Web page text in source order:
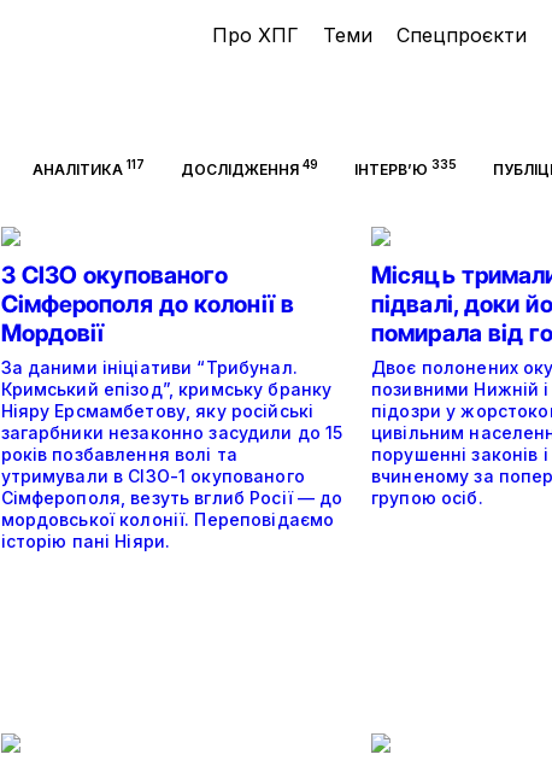
Про ХПГ Теми Спецпроєкти
АНАЛІТИКА 117 ДОСЛІДЖЕННЯ49 ІНТЕРВ’Ю 335
З СІЗО окупованого
Сімферополя до колонії в
Мордовії
За даними ініціативи “Трибунал.
Кримський епізод”, кримську бранку
Ніяру Ерсмамбетову, яку російські
загарбники незаконно засудили до 15
років позбавлення волі та
утримували в СІЗО-1 окупованого
Сімферополя, везуть вглиб Росії — до
мордовської колонії. Переповідаємо
історію пані Ніяри.
Місяць
підвалі, доки
помирала від
Двоє полонених
позивними Нижній
підозри у
цивільним
порушенні законів і
вчиненому за
групою осіб.